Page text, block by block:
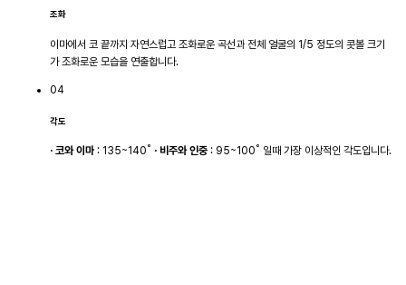
조화
이마에서 코 끝까지 자연스럽고 조화로운 곡선과 전체 얼굴의 1/5 정도의 콧볼 크기
가조화로운 모습을 연출합니다.
04
각도
· 코와 이마 : 135~140˚ · 비주와 인중 : 95~100˚ 일때 가장 이상적인 각도입니다.